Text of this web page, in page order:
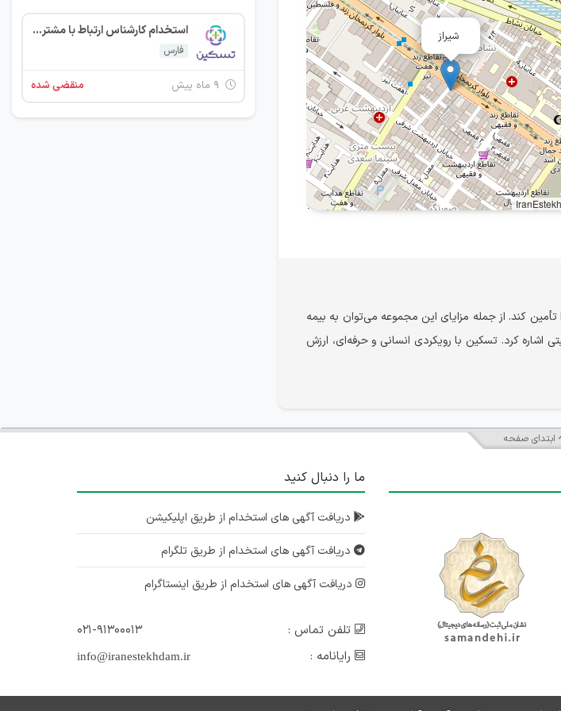
شیراز
کند. از جمله مزایای این مجموعه می‌توان به بیمه
کرد. تسکین با رویکردی انسانی و حرفه‌ای، ارزش
استخدام کارشناس ارتباط با مشتری (CRM)
فارس
منقضی شده
ابتدای صفحه
ما را دنبال کنید
دریافت آگهی های استخدام از طریق اپلیکیشن
دریافت آگهی های استخدام از طریق تلگرام
دریافت آگهی های استخدام از طریق اینستاگرام
تلفن تماس :
۰۲۱-۹۱۳۰۰۰۱۳
رایانامه :
info@iranestekhdam.ir